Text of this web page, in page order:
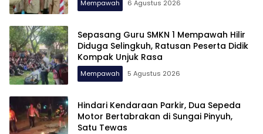
Mempawah 6 Agustus 2026
Sepasang Guru SMKN 1 Mempawah Hilir
Diduga Selingkuh, Ratusan Peserta Didik
Kompak Unjuk Rasa
Mempawah 5 Agustus 2026
Hindari Kendaraan Parkir, Dua Sepeda
Motor Bertabrakan di Sungai Pinyuh,
Satu Tewas